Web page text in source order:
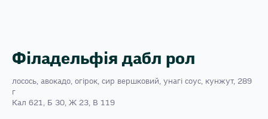
Філадельфія дабл рол
лосось, авокадо, огірок, сир вершковий, унагі соус, кунжут, 289
г
Кал 621, Б 30, Ж 23, В 119